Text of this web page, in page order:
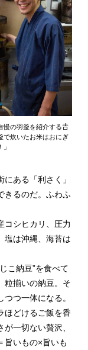
慢の羽釜を紹介する𠮷
で炊いたお米はおにぎ
ある「利さく」
きるのだ。ふわふ
コシヒカリ、圧力
塩は沖縄、海苔は
こ納豆”を食べて
粒揃いの納豆。そ
つ一体になる。
ほどけるご飯を香
一切ない贅沢、
旨いもの×旨いも